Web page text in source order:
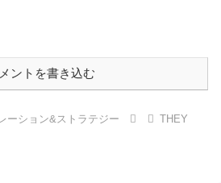
ントを書き込む
ーション&ストラテジー
THEY